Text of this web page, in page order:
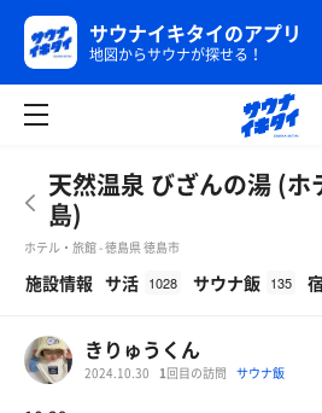
サウナイキタイのアプリ
地図からサウナが探せる！
天然温泉 びざんの湯 (ホ
島)
ホテル・旅館 - 徳島県 徳島市
施設情報 サ活 1028 サウナ飯 135
きりゅうくん
2024.10.30 1回目の訪問 サウナ飯